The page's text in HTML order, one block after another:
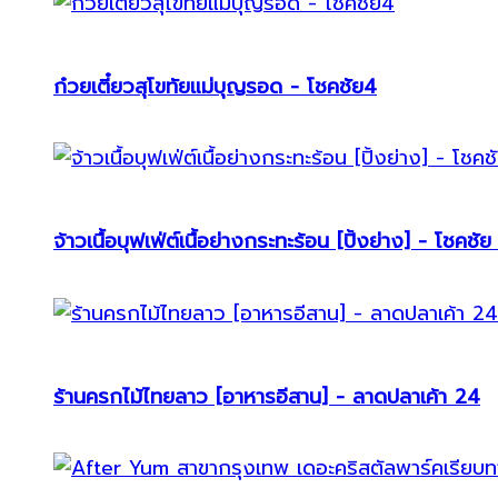
ก๋วยเตี๋ยวสุโขทัยแม่บุญรอด - โชคชัย4
จ้าวเนื้อบุฟเฟ่ต์เนื้อย่างกระทะร้อน [ปิ้งย่าง] - โชคชั
ร้านครกไม้ไทยลาว [อาหารอีสาน] - ลาดปลาเค้า 24